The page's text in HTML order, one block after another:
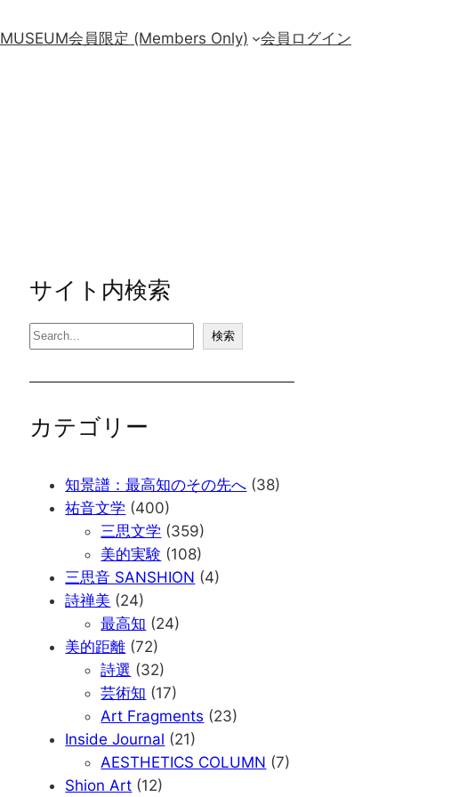
MUSEUM会員限定 (Members Only) 会員ログイン
サイト内検索
検
検索
カテゴリー
知景譜：最高知のその先へ (38)
祐音文学 (400)
三思文学 (359)
美的実験 (108)
三思音 SANSHION (4)
詩禅美 (24)
最高知 (24)
美的距離 (72)
詩選 (32)
芸術知 (17)
Art Fragments (23)
Inside Journal (21)
AESTHETICS COLUMN (7)
Shion Art (12)